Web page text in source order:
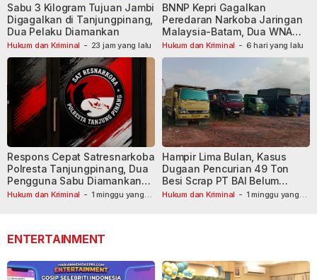
Hukum dan Kriminal - 23 jam yang lalu
Sabu 3 Kilogram Tujuan Jambi
Digagalkan di Tanjungpinang,
Dua Pelaku Diamankan
Hukum dan Kriminal - 6 hari yang lalu
BNNP Kepri Gagalkan
Peredaran Narkoba Jaringan
Malaysia-Batam, Dua WNA
Masih Diburu
Hukum dan Kriminal - 1 minggu yang
Respons Cepat Satresnarkoba
Polresta Tanjungpinang, Dua
Pengguna Sabu Diamankan
Usai Dilaporkan ke Call Center
Hukum dan Kriminal - 1 minggu yang
Hampir Lima Bulan, Kasus
Dugaan Pencurian 49 Ton
Besi Scrap PT BAI Belum
Tetapkan Tersangka
ENTERTAINMENT